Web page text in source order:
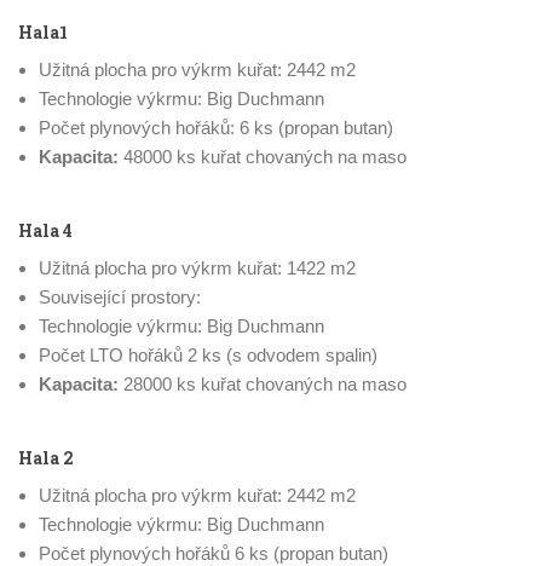
Hala1
Užitná plocha pro výkrm kuřat: 2442 m2
Technologie výkrmu: Big Duchmann
Počet plynových hořáků: 6 ks (propan butan)
Kapacita: 48000 ks kuřat chovaných na maso
Hala 4
Užitná plocha pro výkrm kuřat: 1422 m2
Související prostory:
Technologie výkrmu: Big Duchmann
Počet LTO hořáků 2 ks (s odvodem spalin)
Kapacita: 28000 ks kuřat chovaných na maso
Hala 2
Užitná plocha pro výkrm kuřat: 2442 m2
Technologie výkrmu: Big Duchmann
Počet plynových hořáků 6 ks (propan butan)